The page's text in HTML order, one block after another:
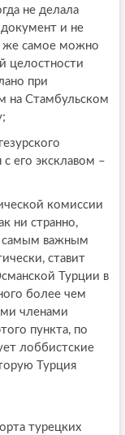
не делала
документ и не
же самое можно
целостности
при
на Стамбульском
его эксклавом –
комиссии
ни странно,
самым важным
ставит
Турции в
более чем
членами
пункта, по
лоббистские
Турция
турецких